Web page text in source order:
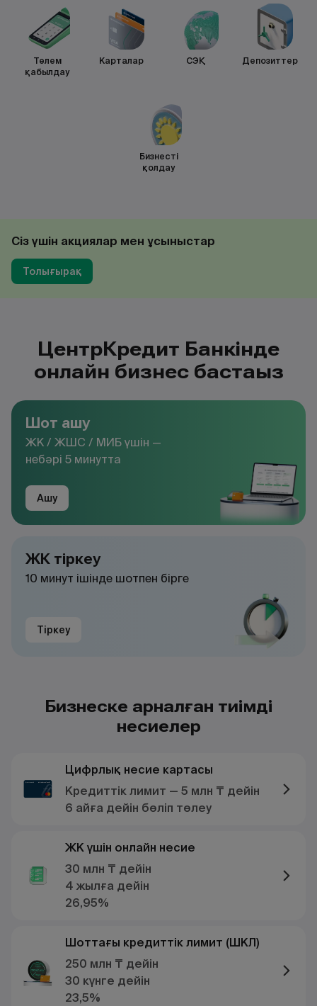
Төлем
қабылдау
Карталар СЭҚ Депозиттер
Бизнесті
қолдау
Сіз үшін акциялар мен ұсыныстар
Толығырақ
ЦентрКредит Банкінде
онлайн бизнес бастаңыз
Шот ашу
ЖК / ЖШС / МИБ үшін —
небәрі 5 минутта
Ашу
ЖК тіркеу
10 минут ішінде шотпен бірге
Тіркеу
Бизнеске арналған тиімді
несиелер
Цифрлық несие картасы
Кредиттік лимит — 5 млн ₸ дейін
6 айға дейін бөліп төлеу
ЖК үшін онлайн несие
30 млн ₸ дейін
4 жылға дейін
26,95%
Шоттағы кредиттік лимит (ШКЛ)
250 млн ₸ дейін
30 күнге дейін
23,5%